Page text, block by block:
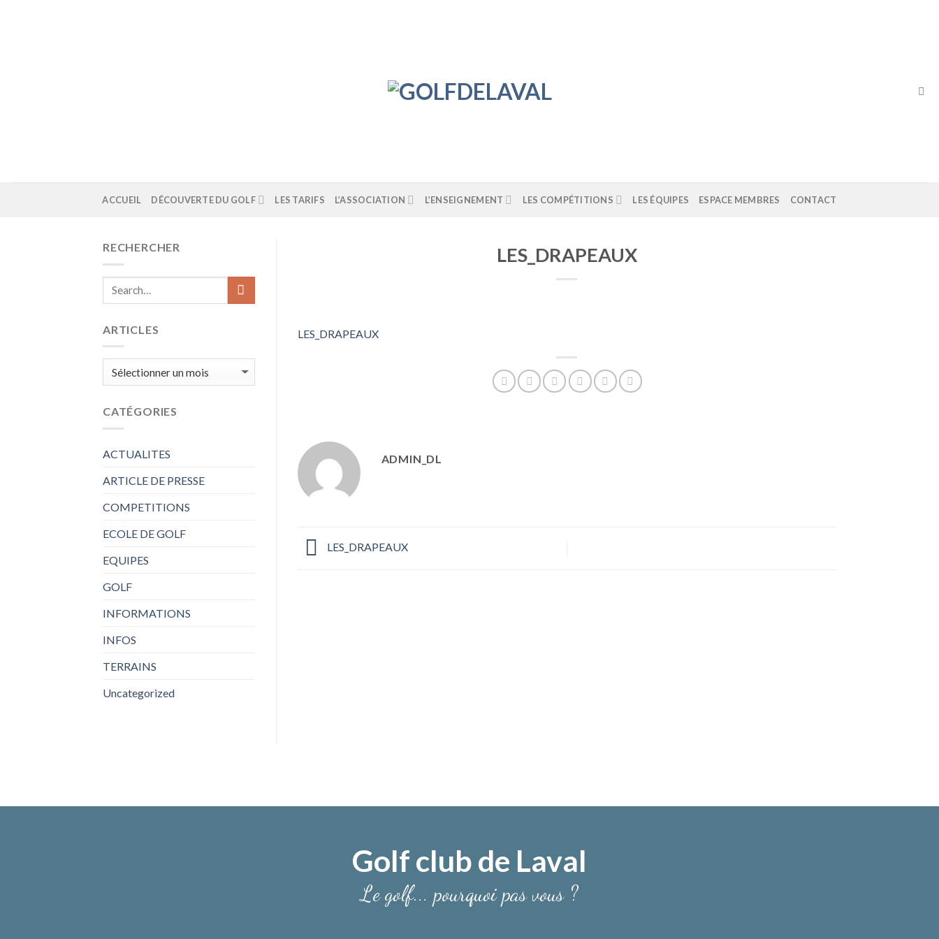
ACCUEIL DÉCOUVERTE DU GOLF LES TARIFS L’ASSOCIATION L’ENSEIGNEMENT LES COMPÉTITIONS LES ÉQUIPES ESPACE MEMBRES CONTACT
RECHERCHER
ARTICLES
CATÉGORIES
ACTUALITES
ARTICLE DE PRESSE
COMPETITIONS
ECOLE DE GOLF
EQUIPES
GOLF
INFORMATIONS
INFOS
TERRAINS
Uncategorized
LES_DRAPEAUX
LES_DRAPEAUX
ADMIN_DL
LES_DRAPEAUX
Golf club de Laval
Le golf... pourquoi pas vous ?